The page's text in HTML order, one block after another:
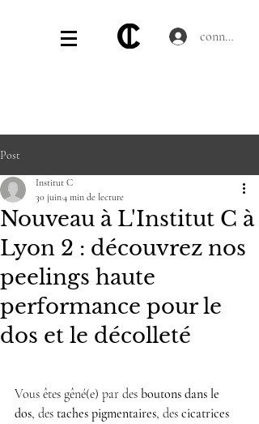
connecter
Post
Nouveau à L'Institut C à
Lyon 2 : découvrez nos
peelings haute
performance pour le
dos et le décolleté
Institut C
30 juin4 min de lecture
Vous êtes gêné(e) par des boutons dans le
dos, des taches pigmentaires, des cicatrices